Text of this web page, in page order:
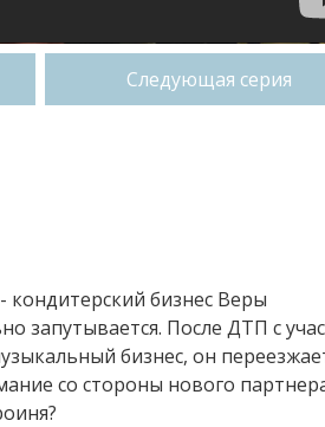
Следующая серия
кондитерский бизнес Веры
запутывается. После ДТП с
бизнес, он
со стороны нового